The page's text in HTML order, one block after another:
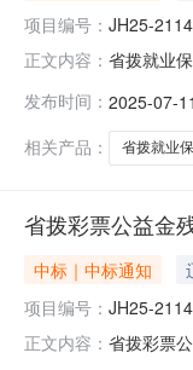
项目编号： JH25-
正文内容： 省拨就业
包组名称
额：
发布时间： 2025-07-
相关产品：
省拨就业
省拨彩票公益金
中标｜中标通知
项目编号： JH25-
正文内容： 省拨彩票